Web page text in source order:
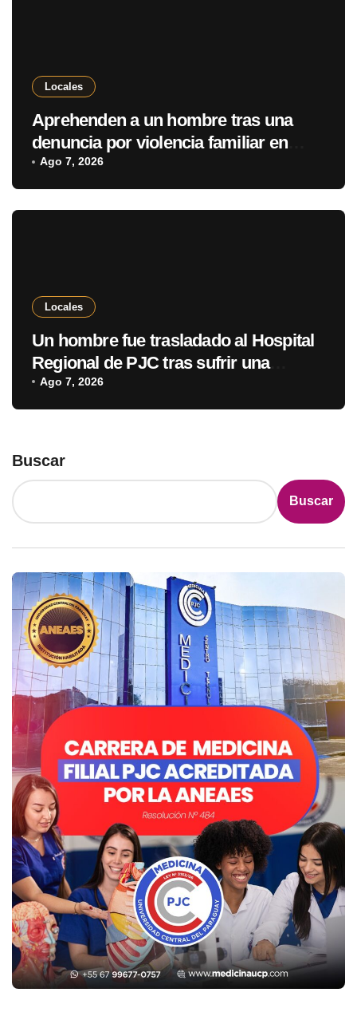
Locales
Aprehenden a un hombre tras una
denuncia por violencia familiar en
Pedro Juan Caballero
Ago 7, 2026
Locales
Un hombre fue trasladado al Hospital
Regional de PJC tras sufrir una
descarga eléctrica
Ago 7, 2026
Buscar
Buscar